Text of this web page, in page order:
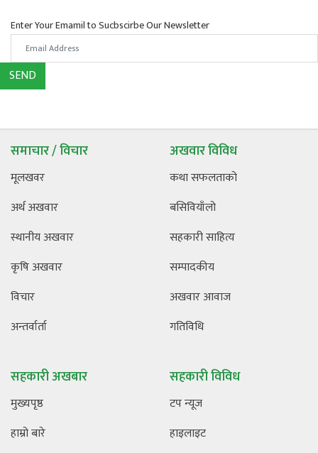
Enter Your Emamil to Sucbscirbe Our Newsletter
SEND
समाचार / विचार
मूलखवर
अर्थ अखवार
स्थानीय अखवार
कृषि अखवार
विचार
अन्तर्वार्ता
अखवार विविध
कथा सफलताको
बसिवियाँलो
सहकारी साहित्य
सम्पादकीय
अखवार आवाज
गतिविधि
सहकारी अखबार
मुख्यपृष्ठ
हाम्रो बारे
सहकारी विविध
टप न्यूज
हाइलाइट